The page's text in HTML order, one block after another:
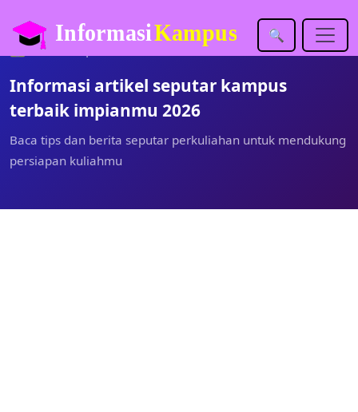
🔍
🏡Inforkampus.com
Informasi artikel seputar kampus
terbaik impianmu 2026
Baca tips dan berita seputar perkuliahan untuk mendukung
persiapan kuliahmu